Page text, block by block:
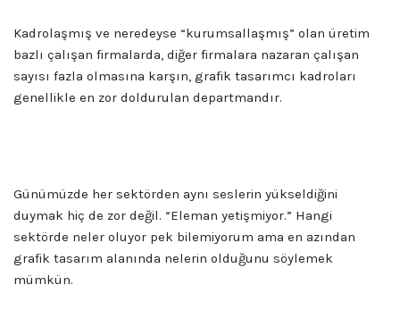
Kadrolaşmış ve neredeyse “kurumsallaşmış” olan üretim
bazlı çalışan firmalarda, diğer firmalara nazaran çalışan
sayısı fazla olmasına karşın, grafik tasarımcı kadroları
genellikle en zor doldurulan departmandır.
Günümüzde her sektörden aynı seslerin yükseldiğini
duymak hiç de zor değil. “Eleman yetişmiyor.” Hangi
sektörde neler oluyor pek bilemiyorum ama en azından
grafik tasarım alanında nelerin olduğunu söylemek
mümkün.